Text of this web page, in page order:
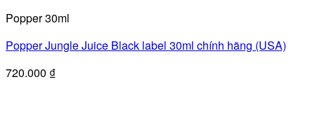
Popper 30ml
Popper Jungle Juice Black label 30ml chính hãng (USA)
720.000 ₫